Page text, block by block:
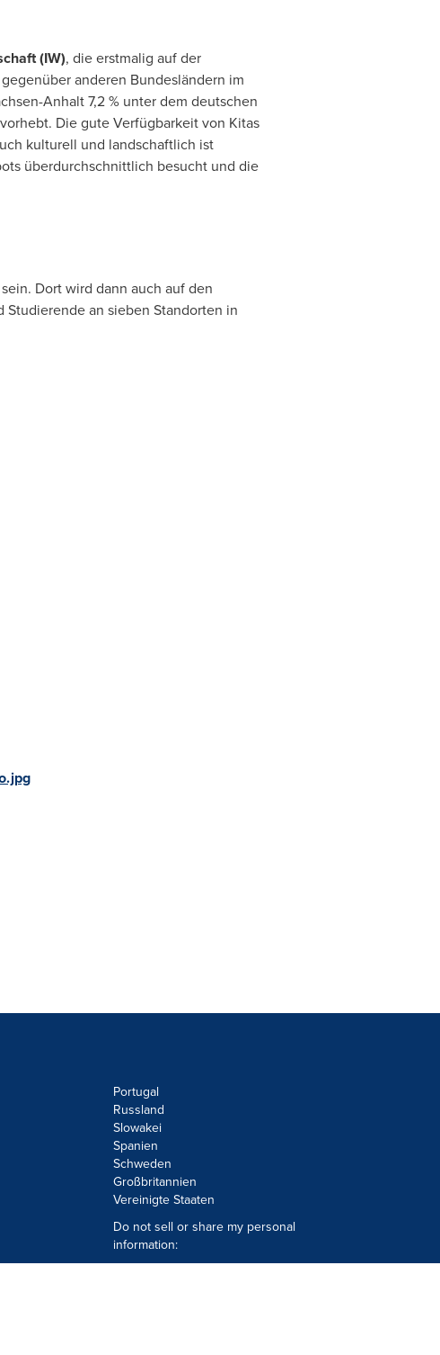
(IW), die erstmalig auf der
anderen Bundesländern im
Anhalt 7,2 % unter dem deutschen
Die gute Verfügbarkeit von Kitas
kulturell und landschaftlich ist
überdurchschnittlich besucht und die
Dort wird dann auch auf den
Studierende an sieben Standorten in
Portugal
Russland
Slowakei
Spanien
Schweden
Großbritannien
Vereinigte Staaten
Do not sell or share my personal
information: